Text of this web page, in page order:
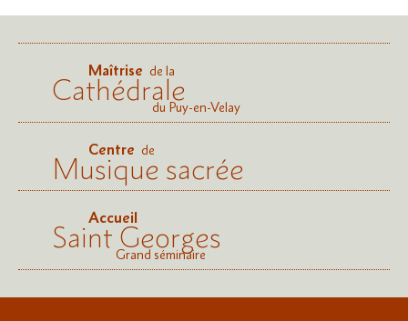
Maîtrise de la
Cathédraledu Puy-en-Velay
Centre de
Musique sacrée
Accueil
Saint Georges
Grand séminaire